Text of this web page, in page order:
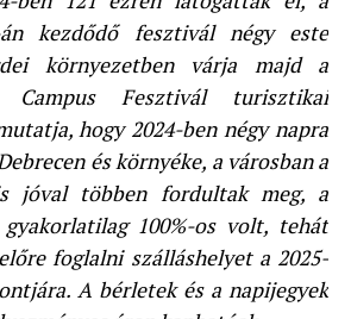
kezdődő fesztivál négy este
környezetben várja majd a
Fesztivál turisztikai
hogy 2024-ben négy napra
és környéke, a városban a
jóval többen fordultak meg, a
gyakorlatilag 100%-os volt, tehát
foglalni szálláshelyet a 2025-
A bérletek és a napijegyek